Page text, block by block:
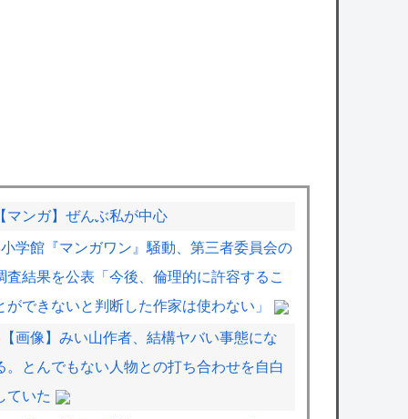
【マンガ】ぜんぶ私が中心
小学館『マンガワン』騒動、第三者委員会の
査結果を公表「今後、倫理的に許容するこ
ができないと判断した作家は使わない」
【画像】みい山作者、結構ヤバい事態にな
。とんでもない人物との打ち合わせを自白
ていた